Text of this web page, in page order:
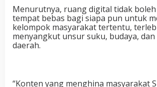
Menurutnya, ruang digital tidak
tempat bebas bagi siapa pun untuk
kelompok masyarakat tertentu,
menyangkut unsur suku, budaya,
daerah.
“Konten yang menghina masyarakat